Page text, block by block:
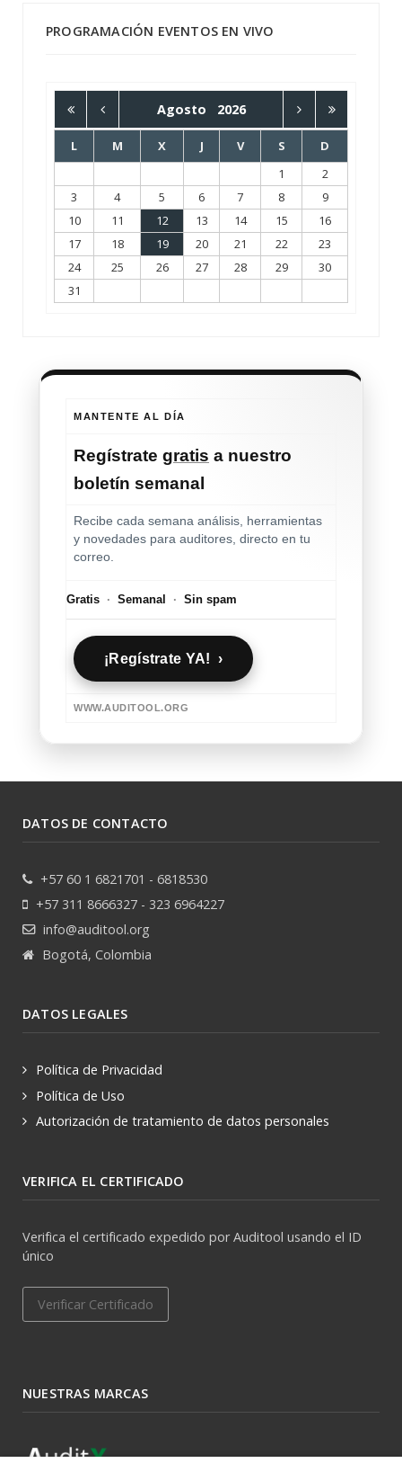
PROGRAMACIÓN EVENTOS EN VIVO
Agosto 2026
L M X J V S
D
1
2
3
4 5 6 7 8
9
10
11 12 13 14 15
16
17
18 19 20 21 22
23
24
25 26 27 28 29
30
31
MANTENTE AL DÍA
Regístrate gratis a nuestro
boletín semanal
Recibe cada semana análisis, herramientas
y novedades para auditores, directo en tu
correo.
Gratis · Semanal · Sin spam
¡Regístrate YA! ›
WWW.AUDITOOL.ORG
DATOS DE CONTACTO
+57 60 1 6821701 - 6818530
+57 311 8666327 - 323 6964227
info@auditool.org
Bogotá, Colombia
DATOS LEGALES
Política de Privacidad
Política de Uso
Autorización de tratamiento de datos personales
VERIFICA EL CERTIFICADO
Verifica el certificado expedido por Auditool usando el ID
único
Verificar Certificado
NUESTRAS MARCAS